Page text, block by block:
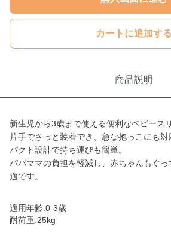
カートに追加する
商品説明
新生児から3歳まで使える便利なベビース
片手でさっと装着でき、急な抱っこにも
パクト設計で持ち運びも簡単。
パパママの負担を軽減し、赤ちゃんもぐ
適です。
適用年齢:0-3歳
耐荷重:25kg